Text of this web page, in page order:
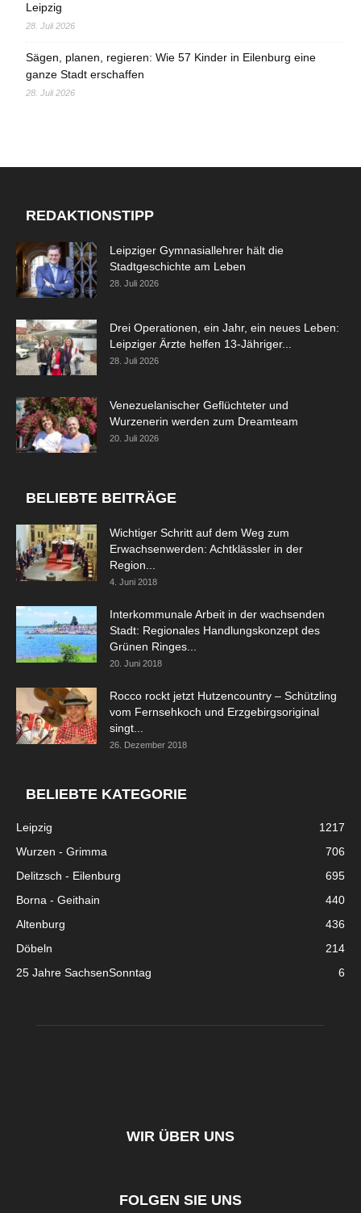
Leipzig
28. Juli 2026
Sägen, planen, regieren: Wie 57 Kinder in Eilenburg eine
ganze Stadt erschaffen
28. Juli 2026
REDAKTIONSTIPP
Leipziger Gymnasiallehrer hält die
Stadtgeschichte am Leben
28. Juli 2026
Drei Operationen, ein Jahr, ein neues Leben:
Leipziger Ärzte helfen 13-Jähriger...
28. Juli 2026
Venezuelanischer Geflüchteter und
Wurzenerin werden zum Dreamteam
20. Juli 2026
BELIEBTE BEITRÄGE
Wichtiger Schritt auf dem Weg zum
Erwachsenwerden: Achtklässler in der
Region...
4. Juni 2018
Interkommunale Arbeit in der wachsenden
Stadt: Regionales Handlungskonzept des
Grünen Ringes...
20. Juni 2018
Rocco rockt jetzt Hutzencountry – Schützling
vom Fernsehkoch und Erzgebirgsoriginal
singt...
26. Dezember 2018
BELIEBTE KATEGORIE
Leipzig
1217
Wurzen - Grimma
706
Delitzsch - Eilenburg
695
Borna - Geithain
440
Altenburg
436
Döbeln
214
25 Jahre SachsenSonntag
6
WIR ÜBER UNS
FOLGEN SIE UNS